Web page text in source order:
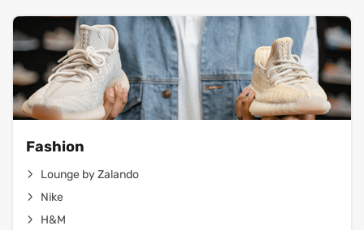
Fashion
Lounge by Zalando
Nike
H&M